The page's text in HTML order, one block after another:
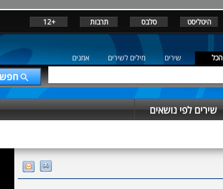
היטליסט סלבס תרבות +12
הכל שירים מילים לשירים אמנים
שירים לפי נושאים